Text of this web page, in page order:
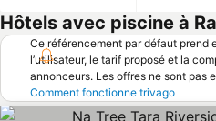
Hôtels avec piscine à
Ce référencement par défaut prend
l’utilisateur, le tarif proposé et la
annonceurs. Les offres ne sont pas
Comment fonctionne trivago